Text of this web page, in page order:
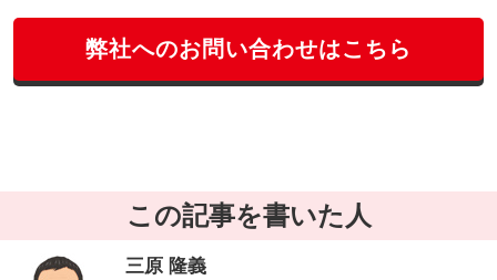
弊社へのお問い合わせはこちら
この記事を書いた人
三原 隆義